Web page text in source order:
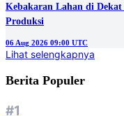
Kebakaran Lahan di Dekat
Produksi
06 Aug 2026 09:00 UTC
Lihat selengkapnya
Berita Populer
#1